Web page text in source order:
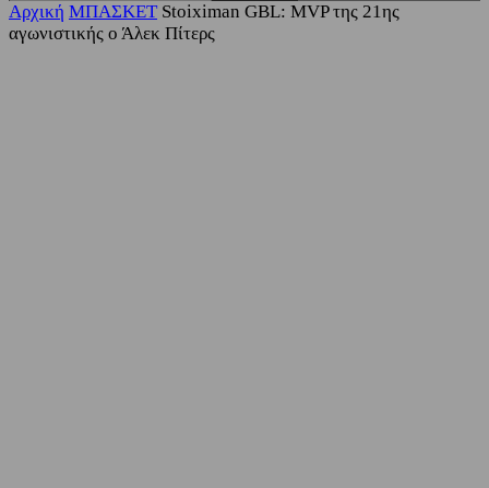
Αρχική ΜΠΑΣΚΕΤ Stoiximan GBL: MVP της 21ης
αγωνιστικής ο Άλεκ Πίτερς